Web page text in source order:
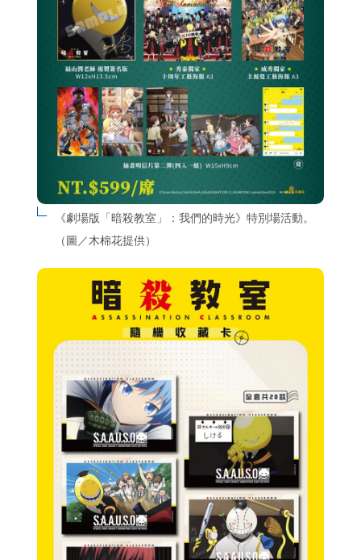
《劇場版「暗殺教室」：我們的時光》特別場活動。
（圖／木棉花提供）